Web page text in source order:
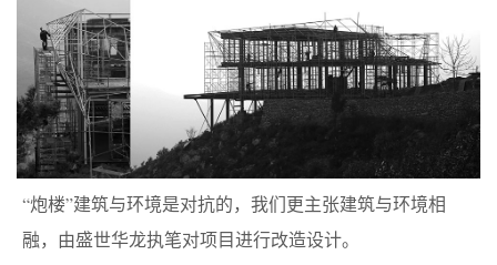
“炮楼”建筑与环境是对抗的，我们更主张建筑与环境相
融，由盛世华龙执笔对项目进行改造设计。